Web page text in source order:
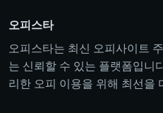
오피스타
오피스타는 최신 오피사이트
는 신뢰할 수 있는 플랫폼입니
리한 오피 이용을 위해 최선을